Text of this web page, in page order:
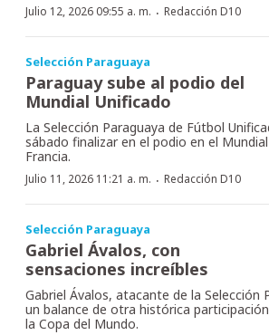
Julio 12, 2026 09:55 a. m. · Redacción D10
Selección Paraguaya
Paraguay sube al podio del
Mundial Unificado
La Selección Paraguaya de Fútbol
sábado finalizar en el podio en el
Francia.
Julio 11, 2026 11:21 a. m. · Redacción D10
Selección Paraguaya
Gabriel Ávalos, con
sensaciones increíbles
Gabriel Ávalos, atacante de la Selección
un balance de otra histórica
la Copa del Mundo.